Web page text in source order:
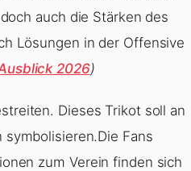
auch die Stärken des
Lösungen in der Offensive
2026)
Dieses Trikot soll an
Fans
zum Verein finden sich